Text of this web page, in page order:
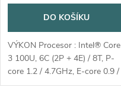
DO KOŠÍKU
VÝKON Procesor : Intel® Core
3 100U, 6C (2P + 4E) / 8T, P-
core 1.2 / 4.7GHz, E-core 0.9 /
3.3GHz, 10MB Grafika :